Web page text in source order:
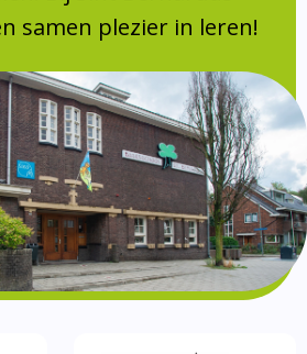
samen plezier in leren!